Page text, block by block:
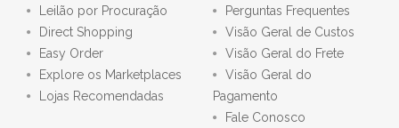
Leilão por Procuração
Direct Shopping
Easy Order
Explore os Marketplaces
Lojas Recomendadas
Perguntas Frequentes
Visão Geral de Custos
Visão Geral do Frete
Visão Geral do
Pagamento
Fale Conosco